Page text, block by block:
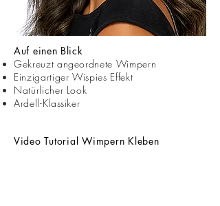
Auf einen Blick
Gekreuzt angeordnete Wimpern
Einzigartiger Wispies Effekt
Natürlicher Look
Ardell-Klassiker
Video Tutorial Wimpern Kleben